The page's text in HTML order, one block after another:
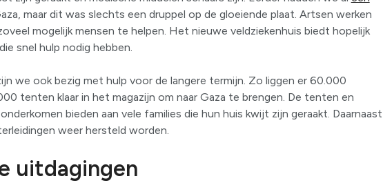
maar dit was slechts een druppel op de gloeiende plaat. Artsen werken
mogelijk mensen te helpen. Het nieuwe veldziekenhuis biedt hopelijk
snel hulp nodig hebben.
we ook bezig met hulp voor de langere termijn. Zo liggen er 60.000
tenten klaar in het magazijn om naar Gaza te brengen. De tenten en
bieden aan vele families die hun huis kwijt zijn geraakt. Daarnaast
weer hersteld worden.
uitdagingen